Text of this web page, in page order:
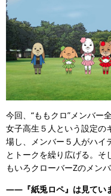
今回、“ももクロ”メンバー
女子高生５人という設定の
場し、メンバー５人がハイ
とトークを繰り広げる。そ
もいろクローバーZのメン
――『紙兎ロペ』は見てい